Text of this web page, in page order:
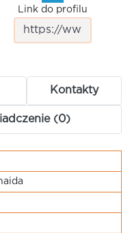
Link do profilu
Kontakty
(0)